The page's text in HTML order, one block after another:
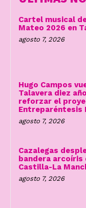
Cartel musical
Mateo 2026 en
agosto 7, 2026
Hugo Campos
Talavera diez
reforzar el
Entreparéntesis
agosto 7, 2026
Cazalegas
bandera arcoíris
Castilla-La
agosto 7, 2026